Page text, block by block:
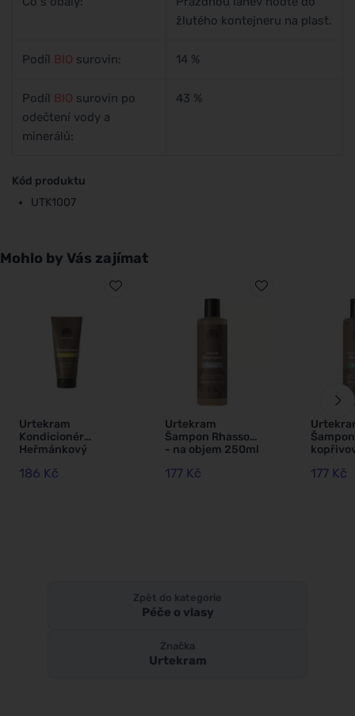
žlutého kontejneru na plast.
Podíl BIO surovin: 14 %
Podíl BIO surovin po
odečtení vody a
minerálů:
43 %
Kód produktu
UTK1007
Mohlo by Vás zajímat
Urtekram
Kondicionér
Heřmánkový
186 Kč
Urtekram
Šampon Rhassoul
- na objem 250ml
177 Kč
Šampon
BIO,
177 Kč
Zpět do kategorie
Péče o vlasy
Značka
Urtekram